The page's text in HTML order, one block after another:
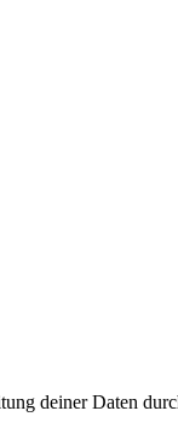
deiner Daten